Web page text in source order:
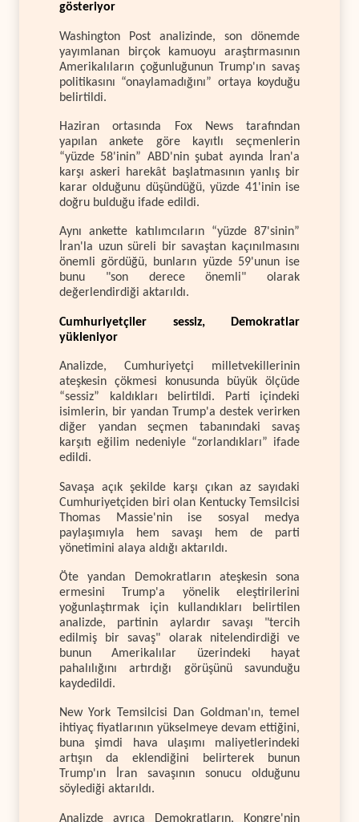
gösteriyor
Washington Post analizinde, son dönemde
yayımlanan birçok kamuoyu araştırmasının
Amerikalıların çoğunluğunun Trump'ın savaş
politikasını “onaylamadığını” ortaya koyduğu
belirtildi.
Haziran ortasında Fox News tarafından
yapılan ankete göre kayıtlı seçmenlerin
“yüzde 58'inin” ABD'nin şubat ayında İran'a
karşı askeri harekât başlatmasının yanlış bir
karar olduğunu düşündüğü, yüzde 41'inin ise
doğru bulduğu ifade edildi.
Aynı ankette katılımcıların “yüzde 87'sinin”
İran'la uzun süreli bir savaştan kaçınılmasını
önemli gördüğü, bunların yüzde 59'unun ise
bunu "son derece önemli" olarak
değerlendirdiği aktarıldı.
Cumhuriyetçiler sessiz, Demokratlar
yükleniyor
Analizde, Cumhuriyetçi milletvekillerinin
ateşkesin çökmesi konusunda büyük ölçüde
“sessiz” kaldıkları belirtildi. Parti içindeki
isimlerin, bir yandan Trump'a destek verirken
diğer yandan seçmen tabanındaki savaş
karşıtı eğilim nedeniyle “zorlandıkları” ifade
edildi.
Savaşa açık şekilde karşı çıkan az sayıdaki
Cumhuriyetçiden biri olan Kentucky Temsilcisi
Thomas Massie'nin ise sosyal medya
paylaşımıyla hem savaşı hem de parti
yönetimini alaya aldığı aktarıldı.
Öte yandan Demokratların ateşkesin sona
ermesini Trump'a yönelik eleştirilerini
yoğunlaştırmak için kullandıkları belirtilen
analizde, partinin aylardır savaşı "tercih
edilmiş bir savaş" olarak nitelendirdiği ve
bunun Amerikalılar üzerindeki hayat
pahalılığını artırdığı görüşünü savunduğu
kaydedildi.
New York Temsilcisi Dan Goldman'ın, temel
ihtiyaç fiyatlarının yükselmeye devam ettiğini,
buna şimdi hava ulaşımı maliyetlerindeki
artışın da eklendiğini belirterek bunun
Trump'ın İran savaşının sonucu olduğunu
söylediği aktarıldı.
Analizde ayrıca Demokratların, Kongre'nin